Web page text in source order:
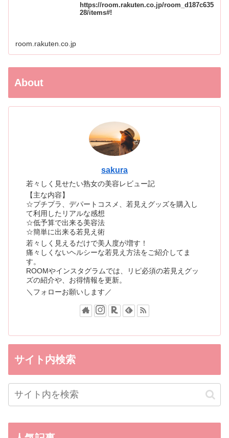
https://room.rakuten.co.jp/room_d187c635
28/items#!
room.rakuten.co.jp
About
sakura
若々しく見せたい熟女の美容レビュー記
【主な内容】
☆プチプラ、デパートコスメ、若見えグッズを購入し
て利用したリアルな感想
☆低予算で出来る美容法
☆簡単に出来る若見え術
若々しく見えるだけで美人度が増す！
痛々しくないヘルシーな若見え方法をご紹介してま
す。
ROOMやインスタグラムでは、リピ必須の若見えグッ
ズの紹介や、お得情報を更新。
＼フォローお願いします／
サイト内検索